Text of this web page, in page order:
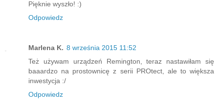
Pięknie wyszło! :)
Odpowiedz
Marlena K. 8 września 2015 11:52
Też używam urządzeń Remington, teraz nastawiłam się
baaardzo na prostownicę z serii PROtect, ale to większa
inwestycja :/
Odpowiedz